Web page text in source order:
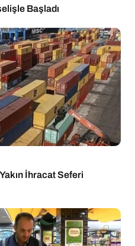
Başladı
İhracat Seferi